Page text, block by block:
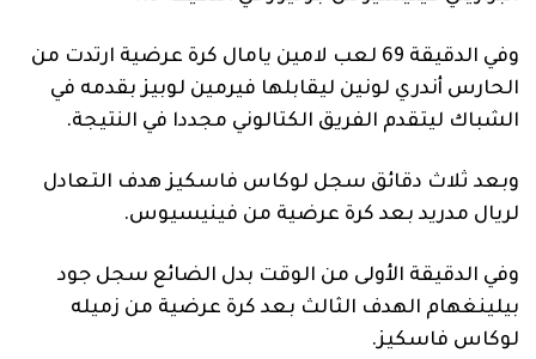
وفي الدقيقة 69 لعب لامين يامال كرة عرضية ارتدت من
الحارس أندري لونين ليقابلها فيرمين لوبيز بقدمه في
الشباك ليتقدم الفريق الكتالوني مجددا في النتيجة.
وبعد ثلاث دقائق سجل لوكاس فاسكيز هدف التعادل
لريال مدريد بعد كرة عرضية من فينيسيوس.
وفي الدقيقة الأولى من الوقت بدل الضائع سجل جود
بيلينغهام الهدف الثالث بعد كرة عرضية من زميله
لوكاس فاسكيز.